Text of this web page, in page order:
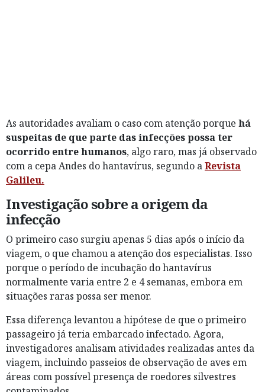
As autoridades avaliam o caso com atenção porque há
suspeitas de que parte das infecções possa ter
ocorrido entre humanos, algo raro, mas já observado
com a cepa Andes do hantavírus, segundo aRevista
Galileu.
Investigação sobre a origem da
infecção
O primeiro caso surgiu apenas 5 dias após o início da
viagem, o que chamou a atenção dos especialistas. Isso
porque o período de incubação do hantavírus
normalmente varia entre 2 e 4 semanas, embora em
situações raras possa ser menor.
Essa diferença levantou a hipótese de que o primeiro
passageiro já teria embarcado infectado. Agora,
investigadores analisam atividades realizadas antes da
viagem, incluindo passeios de observação de aves em
áreas com possível presença de roedores silvestres